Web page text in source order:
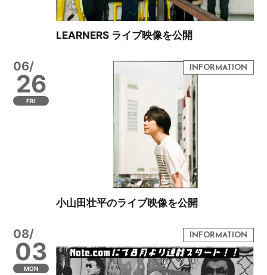
LEARNERS ライブ映像を公開
06/
26
FRI
小山田壮平のライブ映像を公開
08/
03
MON